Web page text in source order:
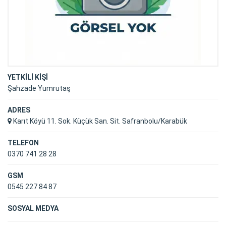
YETKİLİ KİŞİ
Şahzade Yumrutaş
ADRES
Karıt Köyü 11. Sok. Küçük San. Sit. Safranbolu/Karabük
TELEFON
0370 741 28 28
GSM
0545 227 84 87
SOSYAL MEDYA